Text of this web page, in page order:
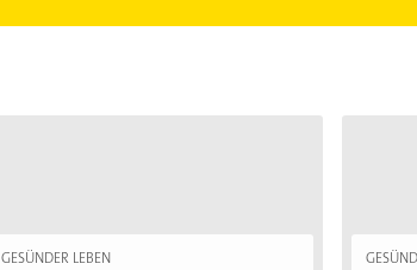
GESÜNDER LEBEN